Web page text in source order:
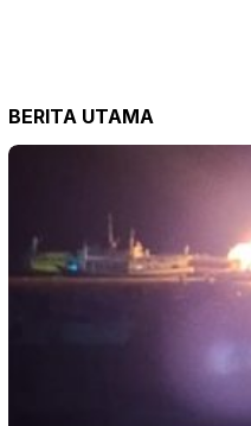
BERITA UTAMA